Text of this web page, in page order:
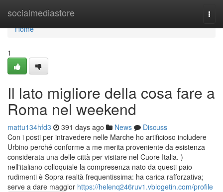
socialmediastore
Home
Home
1
Il lato migliore della cosa fare a
Roma nel weekend
mattu134hfd3 391 days ago News
Discuss
Con i posti per intravedere nelle Marche ho artificioso includere
Urbino perché conforme a me merita proveniente da esistenza
considerata una delle città per visitare nel Cuore Italia. )
nell'italiano colloquiale la compresenza nato da questi paio
rudimenti è Sopra realtà frequentissima: ha carica rafforzativa;
serve a dare maggior https://helenq246ruv1.vblogetin.com/profile